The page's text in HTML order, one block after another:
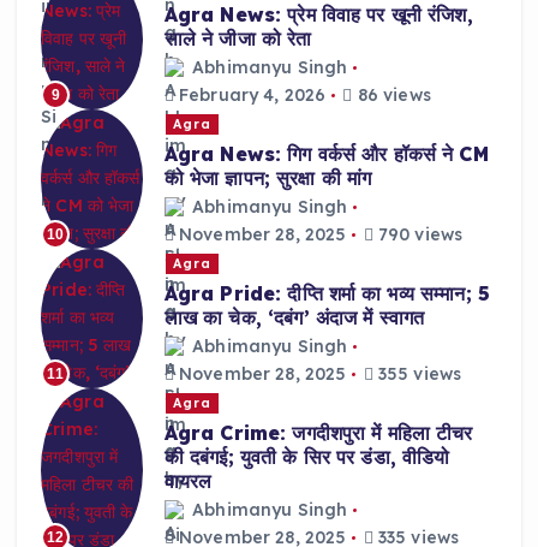
9
Agra News: प्रेम विवाह पर खूनी रंजिश,
साले ने जीजा को रेता
Abhimanyu Singh
February 4, 2026
86 views
10
Agra
Agra News: गिग वर्कर्स और हॉकर्स ने CM
को भेजा ज्ञापन; सुरक्षा की मांग
Abhimanyu Singh
November 28, 2025
790 views
11
Agra
Agra Pride: दीप्ति शर्मा का भव्य सम्मान; 5
लाख का चेक, ‘दबंग’ अंदाज में स्वागत
Abhimanyu Singh
November 28, 2025
355 views
12
Agra
Agra Crime: जगदीशपुरा में महिला टीचर
की दबंगई; युवती के सिर पर डंडा, वीडियो
वायरल
Abhimanyu Singh
November 28, 2025
335 views